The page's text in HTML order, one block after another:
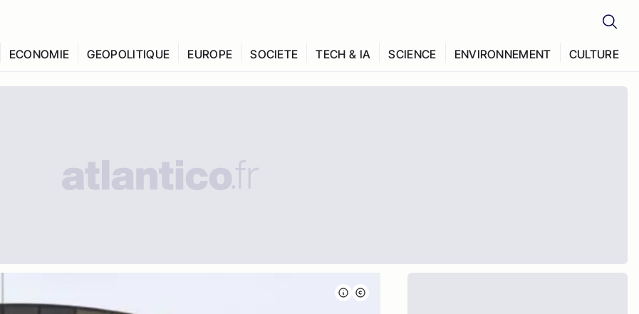
ECONOMIE GEOPOLITIQUE EUROPE SOCIETE TECH & IA SCIENCE ENVIRONNEMENT CULTURE